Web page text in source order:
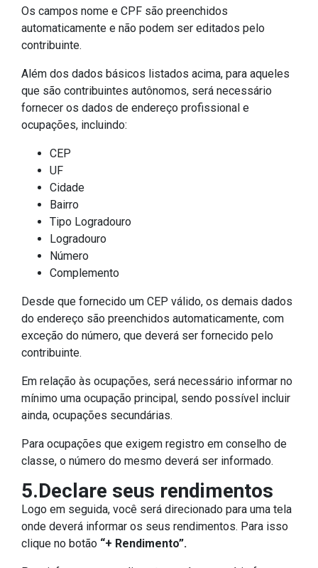
Os campos nome e CPF são preenchidos
automaticamente e não podem ser editados pelo
contribuinte.
Além dos dados básicos listados acima, para aqueles
que são contribuintes autônomos, será necessário
fornecer os dados de endereço profissional e
ocupações, incluindo:
CEP
UF
Cidade
Bairro
Tipo Logradouro
Logradouro
Número
Complemento
Desde que fornecido um CEP válido, os demais dados
do endereço são preenchidos automaticamente, com
exceção do número, que deverá ser fornecido pelo
contribuinte.
Em relação às ocupações, será necessário informar no
mínimo uma ocupação principal, sendo possível incluir
ainda, ocupações secundárias.
Para ocupações que exigem registro em conselho de
classe, o número do mesmo deverá ser informado.
5.Declare seus rendimentos
Logo em seguida, você será direcionado para uma tela
onde deverá informar os seus rendimentos. Para isso
clique no botão “+ Rendimento”.